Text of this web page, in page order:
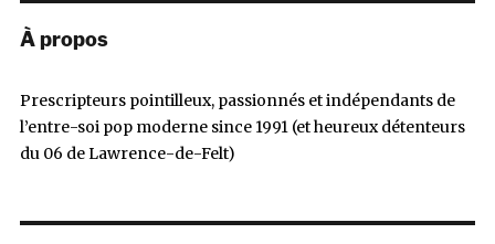
À propos
Prescripteurs pointilleux, passionnés et indépendants de
l’entre-soi pop moderne since 1991 (et heureux détenteurs
du 06 de Lawrence-de-Felt)